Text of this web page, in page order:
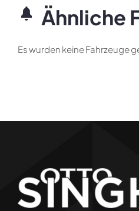
Ähnliche
Es wurden keine Fahrzeuge